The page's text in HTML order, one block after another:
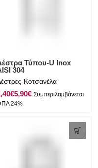
Τύπου-U Inox
304
Κοτσανέλα
€ €